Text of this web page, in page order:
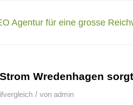
Wredenhagen
/ von admin